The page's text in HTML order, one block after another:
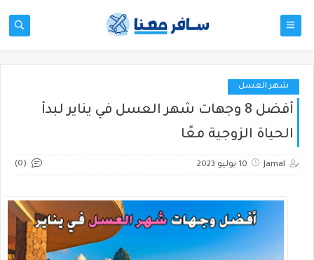
شهر العسل
أفضل 8 وجهات شهر العسل في يناير لبدأ
الحياة الزوجية معًا
Jamal 10 يوليو 2023 (0)